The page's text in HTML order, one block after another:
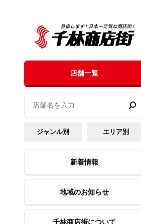
店舗一覧
ジャンル別 エリア別
新着情報
地域のお知らせ
千林商店街について